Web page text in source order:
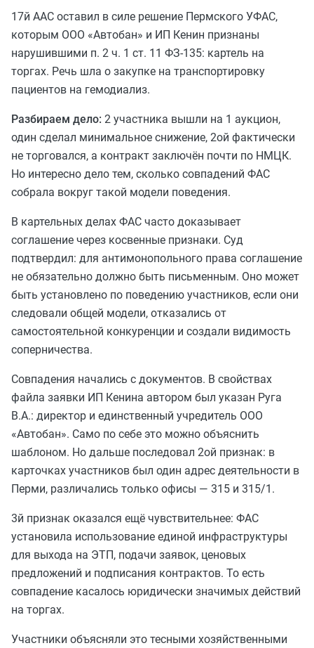
17й ААС оставил в силе решение Пермского УФАС,
которым ООО «Автобан» и ИП Кенин признаны
нарушившими п. 2 ч. 1 ст. 11 ФЗ-135: картель на
торгах. Речь шла о закупке на транспортировку
пациентов на гемодиализ.
Разбираем дело: 2 участника вышли на 1 аукцион,
один сделал минимальное снижение, 2ой фактически
не торговался, а контракт заключён почти по НМЦК.
Но интересно дело тем, сколько совпадений ФАС
собрала вокруг такой модели поведения.
В картельных делах ФАС часто доказывает
соглашение через косвенные признаки. Суд
подтвердил: для антимонопольного права соглашение
не обязательно должно быть письменным. Оно может
быть установлено по поведению участников, если они
следовали общей модели, отказались от
самостоятельной конкуренции и создали видимость
соперничества.
Совпадения начались с документов. В свойствах
файла заявки ИП Кенина автором был указан Руга
В.А.: директор и единственный учредитель ООО
«Автобан». Само по себе это можно объяснить
шаблоном. Но дальше последовал 2ой признак: в
карточках участников был один адрес деятельности в
Перми, различались только офисы — 315 и 315/1.
3й признак оказался ещё чувствительнее: ФАС
установила использование единой инфраструктуры
для выхода на ЭТП, подачи заявок, ценовых
предложений и подписания контрактов. То есть
совпадение касалось юридически значимых действий
на торгах.
Участники объясняли это тесными хозяйственными